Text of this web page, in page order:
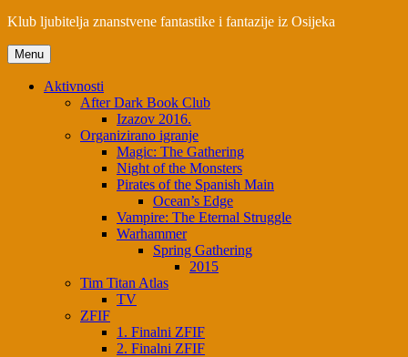
Klub ljubitelja znanstvene fantastike i fantazije iz Osijeka
Menu
Aktivnosti
After Dark Book Club
Izazov 2016.
Organizirano igranje
Magic: The Gathering
Night of the Monsters
Pirates of the Spanish Main
Ocean’s Edge
Vampire: The Eternal Struggle
Warhammer
Spring Gathering
2015
Tim Titan Atlas
TV
ZFIF
1. Finalni ZFIF
2. Finalni ZFIF